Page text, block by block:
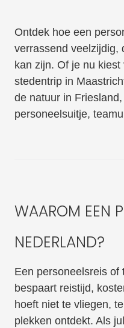
Ontdek hoe een
verrassend veelzijdig,
kan zijn. Of je nu
stedentrip in
de natuur in
personeelsuitje,
WAAROM EEN
NEDERLAND?
Een personeelsreis of
bespaart reistijd,
hoeft niet te vliegen,
plekken ontdekt. Als